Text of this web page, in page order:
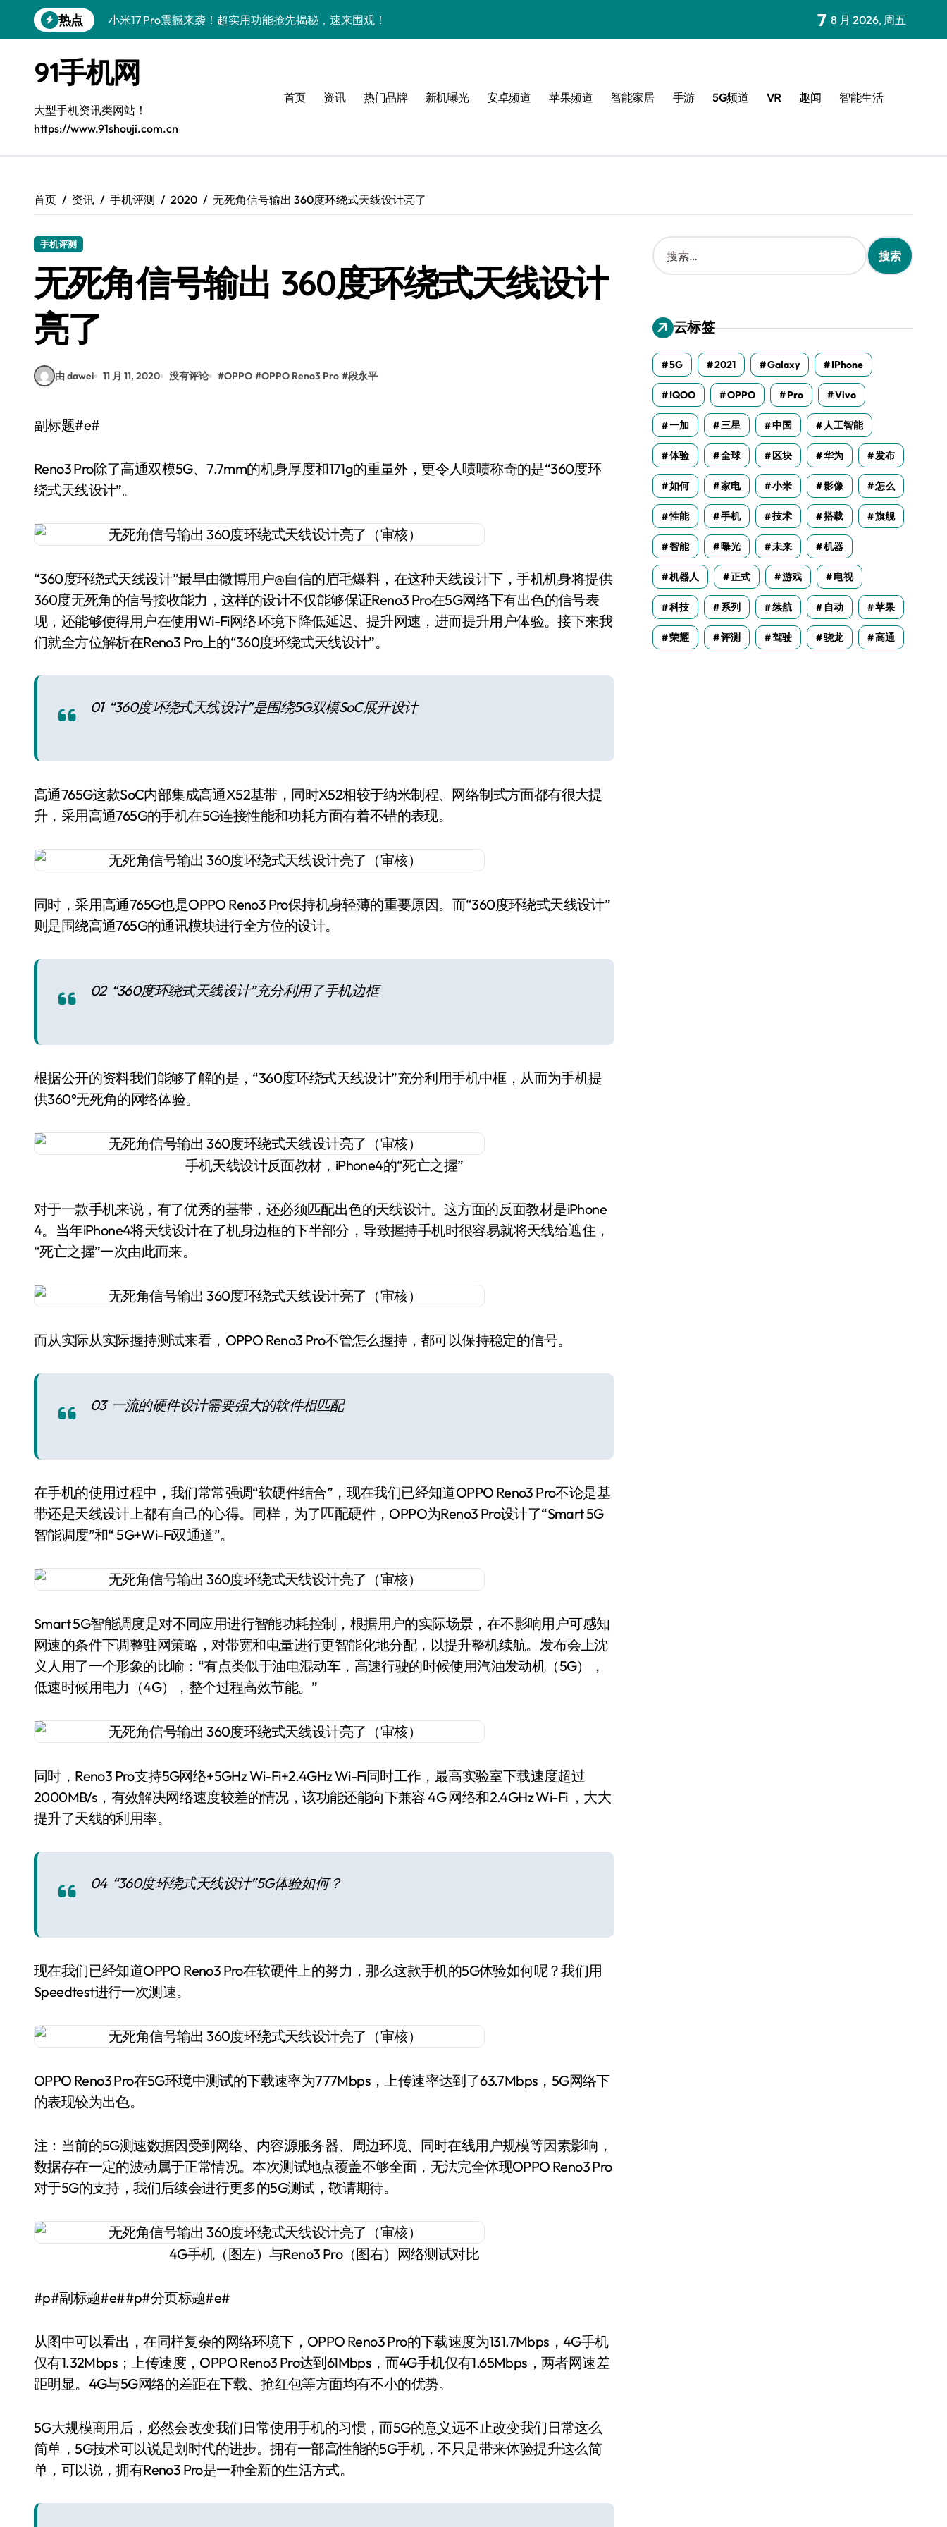
到
热点
三星Galaxy S26震撼来袭！创新科技亮点，一键尽享未来！
S25 Ultra颜值炸裂！定制主题潮翻全场
Galaxy S24+登场，解锁手机美颜新境界！
S26+颜值暴增！机皇美颜秘籍大公开
三星Galaxy S26美颜秘籍，一键打造专属风格！
7 8 月 2026, 周五
91手机网
大型手机资讯类网站！
https://www.91shouji.com.cn
首页 资讯 热门品牌 新机曝光 安卓频道 苹果频道 智能家居 手游 5G频道 VR 趣闻 智能生活
首页 资讯 手机评测 2020 无死角信号输出 360度环绕式天线设计亮了
手机评测
无死角信号输出 360度环绕式天线设计
亮了
由 dawei 11 月 11, 2020 没有评论 #OPPO #OPPO Reno3 Pro #段永平
副标题#e#
Reno3 Pro除了高通双模5G、7.7mm的机身厚度和171g的重量外，更令人啧啧称奇的是“360度环
绕式天线设计”。
“360度环绕式天线设计”最早由微博用户@自信的眉毛爆料，在这种天线设计下，手机机身将提供
360度无死角的信号接收能力，这样的设计不仅能够保证Reno3 Pro在5G网络下有出色的信号表
现，还能够使得用户在使用Wi-Fi网络环境下降低延迟、提升网速，进而提升用户体验。接下来我
们就全方位解析在Reno3 Pro上的“360度环绕式天线设计”。
01 “360度环绕式天线设计”是围绕5G双模SoC展开设计
高通765G这款SoC内部集成高通X52基带，同时X52相较于纳米制程、网络制式方面都有很大提
升，采用高通765G的手机在5G连接性能和功耗方面有着不错的表现。
同时，采用高通765G也是OPPO Reno3 Pro保持机身轻薄的重要原因。而“360度环绕式天线设计”
则是围绕高通765G的通讯模块进行全方位的设计。
02 “360度环绕式天线设计”充分利用了手机边框
根据公开的资料我们能够了解的是，“360度环绕式天线设计”充分利用手机中框，从而为手机提
供360°无死角的网络体验。
手机天线设计反面教材，iPhone4的“死亡之握”
对于一款手机来说，有了优秀的基带，还必须匹配出色的天线设计。这方面的反面教材是iPhone
4。当年iPhone4将天线设计在了机身边框的下半部分，导致握持手机时很容易就将天线给遮住，
“死亡之握”一次由此而来。
而从实际从实际握持测试来看，OPPO Reno3 Pro不管怎么握持，都可以保持稳定的信号。
03 一流的硬件设计需要强大的软件相匹配
在手机的使用过程中，我们常常强调“软硬件结合”，现在我们已经知道OPPO Reno3 Pro不论是基
带还是天线设计上都有自己的心得。同样，为了匹配硬件，OPPO为Reno3 Pro设计了“Smart 5G
智能调度”和“ 5G+Wi-Fi双通道”。
Smart 5G智能调度是对不同应用进行智能功耗控制，根据用户的实际场景，在不影响用户可感知
网速的条件下调整驻网策略，对带宽和电量进行更智能化地分配，以提升整机续航。发布会上沈
义人用了一个形象的比喻：“有点类似于油电混动车，高速行驶的时候使用汽油发动机（5G），
低速时候用电力（4G），整个过程高效节能。”
同时，Reno3 Pro支持5G网络+5GHz Wi-Fi+2.4GHz Wi-Fi同时工作，最高实验室下载速度超过
2000MB/s，有效解决网络速度较差的情况，该功能还能向下兼容 4G 网络和2.4GHz Wi-Fi ，大大
提升了天线的利用率。
04 “360度环绕式天线设计”5G体验如何？
现在我们已经知道OPPO Reno3 Pro在软硬件上的努力，那么这款手机的5G体验如何呢？我们用
Speedtest进行一次测速。
OPPO Reno3 Pro在5G环境中测试的下载速率为777Mbps，上传速率达到了63.7Mbps，5G网络下
的表现较为出色。
注：当前的5G测速数据因受到网络、内容源服务器、周边环境、同时在线用户规模等因素影响，
数据存在一定的波动属于正常情况。本次测试地点覆盖不够全面，无法完全体现OPPO Reno3 Pro
对于5G的支持，我们后续会进行更多的5G测试，敬请期待。
4G手机（图左）与Reno3 Pro（图右）网络测试对比
#p#副标题#e##p#分页标题#e#
从图中可以看出，在同样复杂的网络环境下，OPPO Reno3 Pro的下载速度为131.7Mbps，4G手机
仅有1.32Mbps；上传速度，OPPO Reno3 Pro达到61Mbps，而4G手机仅有1.65Mbps，两者网速差
距明显。4G与5G网络的差距在下载、抢红包等方面均有不小的优势。
5G大规模商用后，必然会改变我们日常使用手机的习惯，而5G的意义远不止改变我们日常这么
简单，5G技术可以说是划时代的进步。拥有一部高性能的5G手机，不只是带来体验提升这么简
单，可以说，拥有Reno3 Pro是一种全新的生活方式。
搜
索
：
云标签
5G 2021 Galaxy IPhone
IQOO OPPO Pro Vivo
一加 三星 中国 人工智能
体验 全球 区块 华为 发布
如何 家电 小米 影像 怎么
性能 手机 技术 搭载 旗舰
智能 曝光 未来 机器
机器人 正式 游戏 电视
科技 系列 续航 自动 苹果
荣耀 评测 驾驶 骁龙 高通